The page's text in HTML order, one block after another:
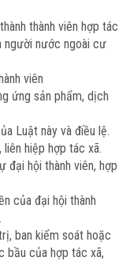
thành viên hợp tác
người nước ngoài cư
viên
ứng sản phẩm, dịch
Luật này và điều lệ.
hiệp hợp tác xã.
đại hội thành viên, hợp
của đại hội thành
ban kiểm soát hoặc
bầu của hợp tác xã,